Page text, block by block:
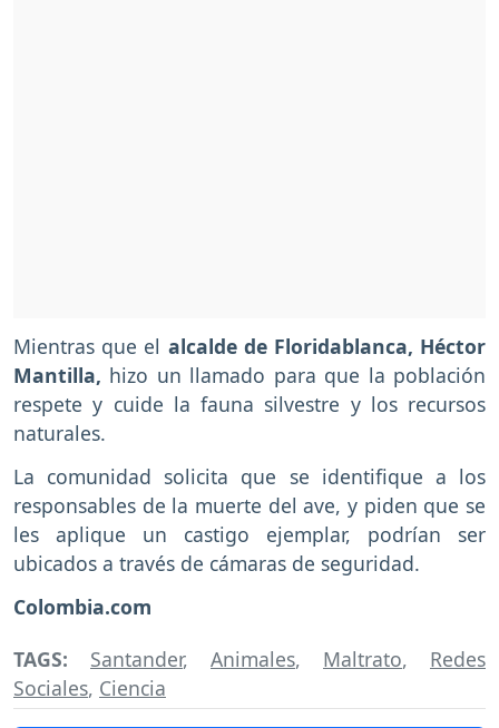
Mientras que el alcalde de Floridablanca, Héctor
Mantilla, hizo un llamado para que la población
respete y cuide la fauna silvestre y los recursos
naturales.
La comunidad solicita que se identifique a los
responsables de la muerte del ave, y piden que se
les aplique un castigo ejemplar, podrían ser
ubicados a través de cámaras de seguridad.
Colombia.com
TAGS: Santander, Animales, Maltrato, Redes
Sociales, Ciencia